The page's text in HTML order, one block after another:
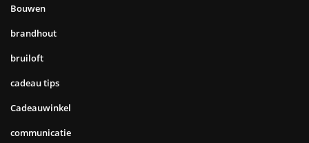
Bouwen
brandhout
bruiloft
cadeau tips
Cadeauwinkel
communicatie